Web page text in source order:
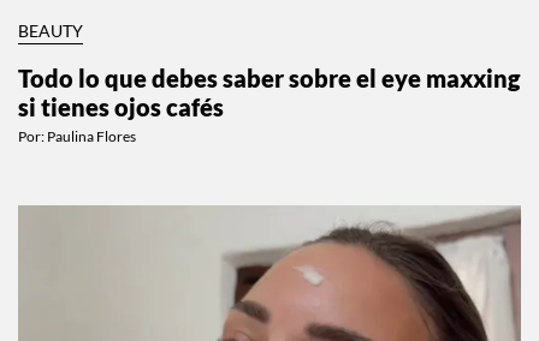
BEAUTY
Todo lo que debes saber sobre el eye maxxing
si tienes ojos cafés
Por: Paulina Flores